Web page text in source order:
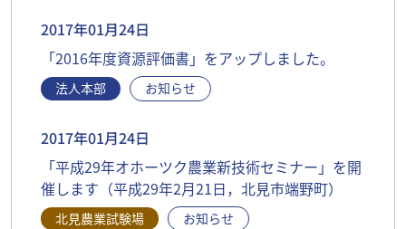
2017年01月24日
「2016年度資源評価書」をアップしました。
法人本部 お知らせ
2017年01月24日
「平成29年オホーツク農業新技術セミナー」を開
催します（平成29年2月21日，北見市端野町）
北見農業試験場 お知らせ